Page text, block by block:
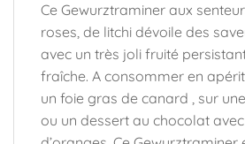
Ce Gewurztraminer aux
roses, de litchi dévoile des
avec un très joli fruité
fraîche. A consommer en
un foie gras de canard , sur
ou un dessert au chocolat